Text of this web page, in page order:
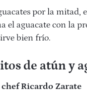
por la mitad,
el aguacate con la
bien frío.
de atún y
chef Ricardo Zarate